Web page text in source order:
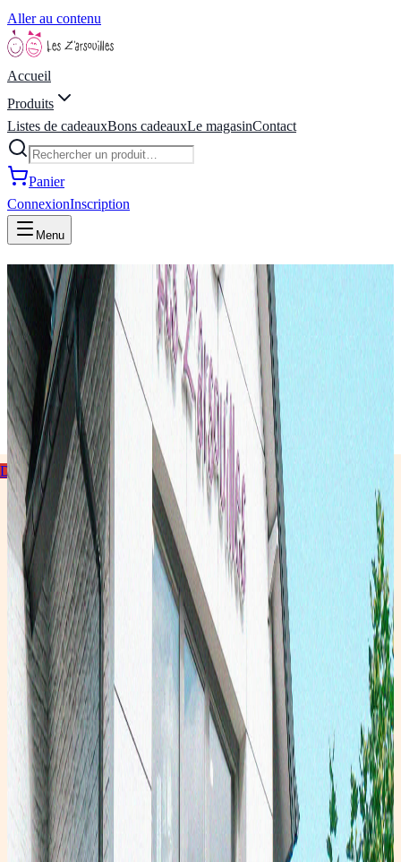
Aller au contenu
Accueil
Produits
Listes de cadeauxBons cadeauxLe magasinContact
Panier
ConnexionInscription
Menu
Les Z'arsouilles -
Boutique de jeux, jouets,
livres, concept store,
idées cadeaux située à
Theux
Découvrir la collection